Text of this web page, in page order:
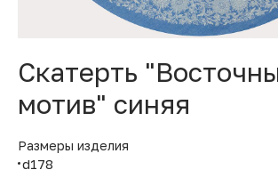
Скатерть
мотив" синяя
Размеры изделия
d178